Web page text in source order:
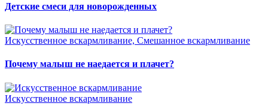
Детские смеси для новорожденных
Искусственное вскармливание, Смешанное вскармливание
Почему малыш не наедается и плачет?
Искусственное вскармливание